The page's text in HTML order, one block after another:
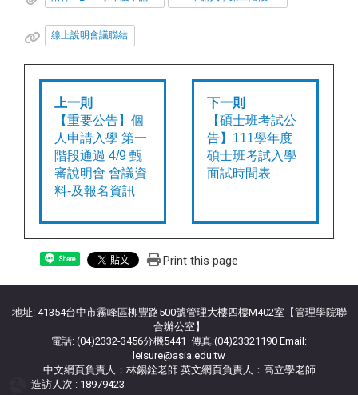
線上說明會議聯結
上一則
【重要公告】個
人申請入學 第一
階段通過 4/9 甄
審說明會 會議資
料-及報名資訊
下一則
【碩士班考試公
告】111學年度
碩士班考試入學
面試時間表
Share Print this page
地址: 41354台中市霧峰區柳豐路500號管理大樓四樓M402室【管理學院聯
合辦公室】
電話: (04)2332-3456分機5441 傳真:(04)23321190 Email:
leisure@asia.edu.tw
中文網頁負責人：林錫銓老師 英文網頁負責人：高立學老師
造訪人次 : 18979423